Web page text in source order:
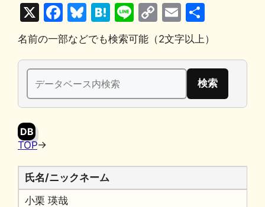
X
F
a
c
e
b
o
Bl
u
e
s
k
y
H
at
e
n
a
Li
n
e
C
o
p
y
n
E
m
ai
l
有
名前の一部などでも検索可能（2文字以上）
検
索:
DB
TOP→
氏名/ニックネーム
小栗 瑛哉